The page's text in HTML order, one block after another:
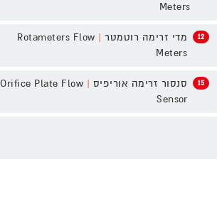
Meters
12 מדי זרימה רוטמטר |
Rotameters Flow
Meters
15 סנסור זרימה אוריפיס |
Orifice Plate Flow
Sensor